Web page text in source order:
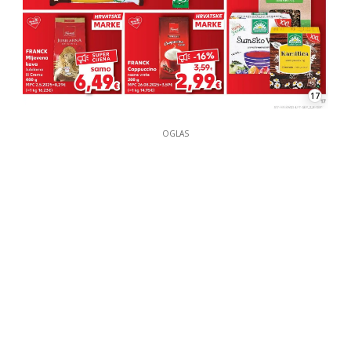
17
OGLAS